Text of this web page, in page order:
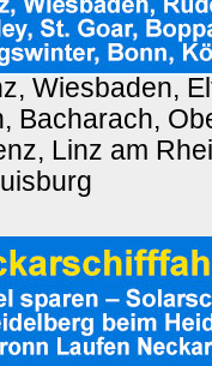
Wiesbaden,
Bacharach,
Linz am